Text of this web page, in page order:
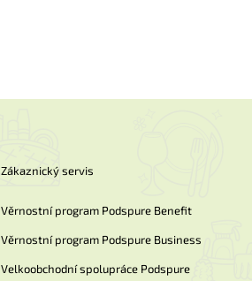
Zákaznický servis
Věrnostní program Podspure Benefit
Věrnostní program Podspure Business
Velkoobchodní spolupráce Podspure